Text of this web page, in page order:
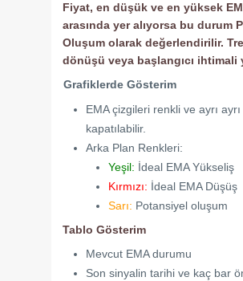
Fiyat, en düşük ve en yüksek
arasında yer alıyorsa bu durum
Oluşum olarak değerlendirilir.
dönüşü veya başlangıcı ihtimali
Grafiklerde Gösterim
EMA çizgileri renkli ve ayrı ayrı
kapatılabilir.
Arka Plan Renkleri:
Yeşil: İdeal EMA Yükseliş
Kırmızı: İdeal EMA Düşüş
Sarı: Potansiyel oluşum
Tablo Gösterim
Mevcut EMA durumu
Son sinyalin tarihi ve kaç bar